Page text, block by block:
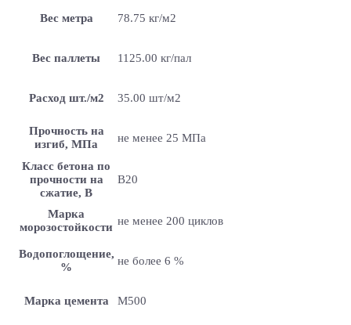
Вес метра 78.75 кг/м2
Вес паллеты 1125.00 кг/пал
Расход шт./м2 35.00 шт/м2
Прочность на
изгиб, МПа
не менее 25 МПа
Класс бетона по
прочности на
сжатие, В
B20
Марка
морозостойкости не менее 200 циклов
Водопоглощение,
%
не более 6 %
Марка цемента M500